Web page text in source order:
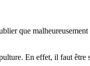
que
En effet, il faut